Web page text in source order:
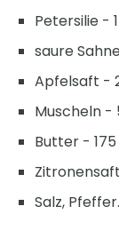
Petersilie -
saure
Apfelsaft -
Muscheln -
Butter - 175
Salz, Pfeffer.